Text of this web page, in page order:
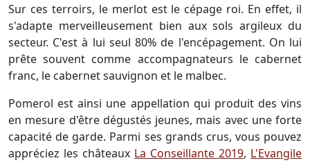
Sur ces terroirs, le merlot est le cépage roi. En effet, il
s'adapte merveilleusement bien aux sols argileux du
secteur. C'est à lui seul 80% de l'encépagement. On lui
prête souvent comme accompagnateurs le cabernet
franc, le cabernet sauvignon et le malbec.
Pomerol est ainsi une appellation qui produit des vins
en mesure d'être dégustés jeunes, mais avec une forte
capacité de garde. Parmi ses grands crus, vous pouvez
appréciez les châteaux La Conseillante 2019, L'Evangile